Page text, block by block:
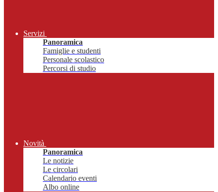
Servizi
Panoramica
Famiglie e studenti
Personale scolastico
Percorsi di studio
Novità
Panoramica
Le notizie
Le circolari
Calendario eventi
Albo online